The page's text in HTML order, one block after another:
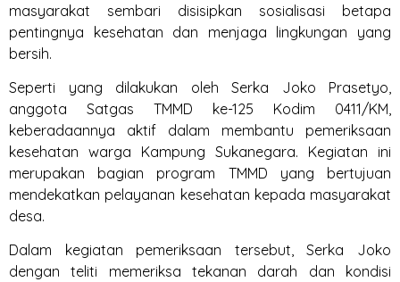
masyarakat sembari disisipkan sosialisasi betapa
pentingnya kesehatan dan menjaga lingkungan yang
bersih.
Seperti yang dilakukan oleh Serka Joko Prasetyo,
anggota Satgas TMMD ke-125 Kodim 0411/KM,
keberadaannya aktif dalam membantu pemeriksaan
kesehatan warga Kampung Sukanegara. Kegiatan ini
merupakan bagian program TMMD yang bertujuan
mendekatkan pelayanan kesehatan kepada masyarakat
desa.
Dalam kegiatan pemeriksaan tersebut, Serka Joko
dengan teliti memeriksa tekanan darah dan kondisi